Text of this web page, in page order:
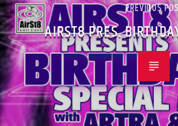
PREVIOUS
AIRST8 PRES.